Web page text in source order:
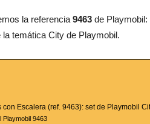
la referencia 9463 de Playmobil:
la temática City de Playmobil.
Escalera (ref. 9463): set de Playmobil
Playmobil 9463